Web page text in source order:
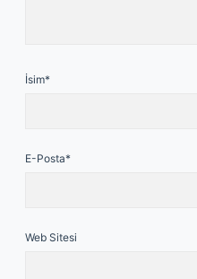
İsim*
E-Posta*
Web Sitesi